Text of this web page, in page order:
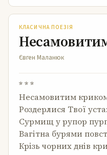
КЛАСИЧНА ПОЕЗІЯ
Євген Маланюк
* * *
Несамовитим
Роздерлися Твої уста:
Сурмищ у рупор
Вагітна бурями
Крізь чорних днів